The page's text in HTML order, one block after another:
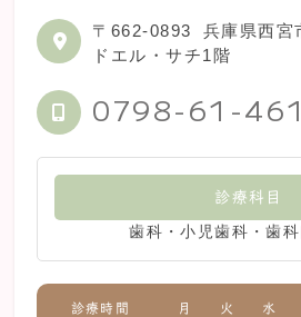
〒662-0893
兵庫県西宮
ドエル・サチ1階
0798-61-
診療科目
歯科・小児歯科・歯
診療時間 月 火 水